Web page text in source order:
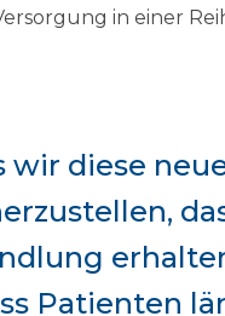
in einer
wir diese
Patienten